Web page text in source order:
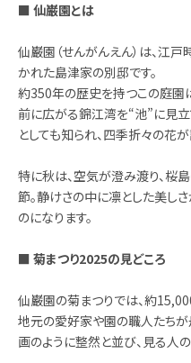
■ 仙巌園とは
仙巌園（せんがんえん）は、江
かれた島津家の別邸です。
約350年の歴史を持つこの庭園
前に広がる錦江湾を“池”に見
としても知られ、四季折々の花
特に秋は、空気が澄み渡り、桜
節。静けさの中に凛とした美し
のになります。
■ 菊まつり2025の見どころ
仙巌園の菊まつりでは、約
地元の愛好家や園の職人たち
画のように整然と並び、見る人の